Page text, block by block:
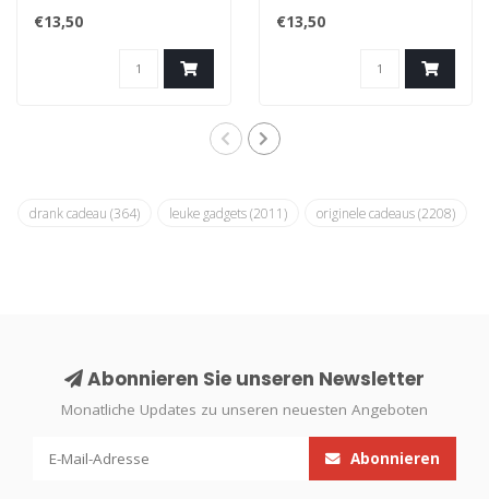
Gent-Dialekt: U Dikke Ma
Zit Aan De Z..
€13,50
Worten im Gents-Dialekt:
We Goan Da..
€13,50
drank cadeau (364) leuke gadgets(2011) originele cadeaus(2208)
Abonnieren Sie unseren Newsletter
Monatliche Updates zu unseren neuesten Angeboten
Abonnieren